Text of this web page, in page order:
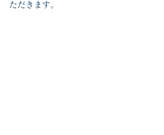
ただきます。